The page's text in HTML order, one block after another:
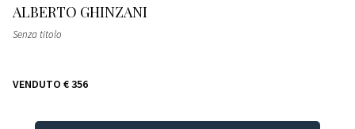
ALBERTO GHINZANI
Senza titolo
VENDUTO € 356